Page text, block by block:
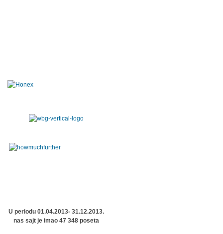
U periodu 01.04.2013- 31.12.2013.
nas sajt je imao 47 348 poseta